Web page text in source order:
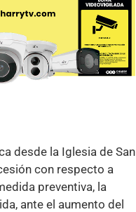
desde la Iglesia de San
con respecto a
preventiva, la
ante el aumento del